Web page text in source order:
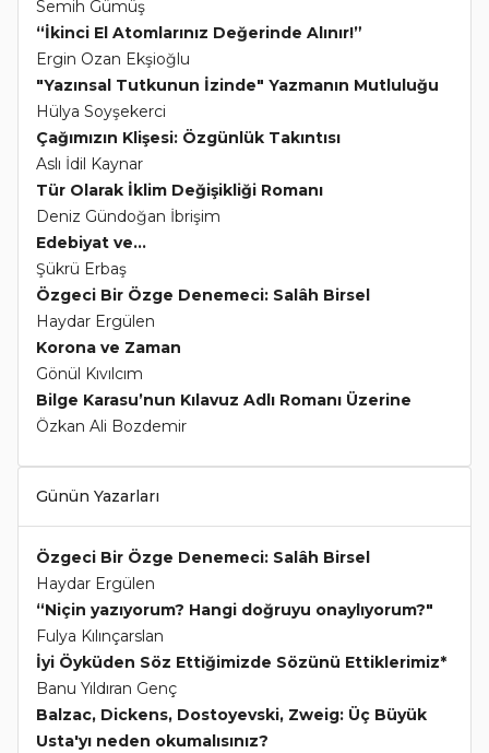
Semih Gümüş
“İkinci El Atomlarınız Değerinde Alınır!”
Ergin Ozan Ekşioğlu
"Yazınsal Tutkunun İzinde" Yazmanın Mutluluğu
Hülya Soyşekerci
Çağımızın Klişesi: Özgünlük Takıntısı
Aslı İdil Kaynar
Tür Olarak İklim Değişikliği Romanı
Deniz Gündoğan İbrişim
Edebiyat ve...
Şükrü Erbaş
Özgeci Bir Özge Denemeci: Salâh Birsel
Haydar Ergülen
Korona ve Zaman
Gönül Kıvılcım
Bilge Karasu’nun Kılavuz Adlı Romanı Üzerine
Özkan Ali Bozdemir
Günün Yazarları
Özgeci Bir Özge Denemeci: Salâh Birsel
Haydar Ergülen
“Niçin yazıyorum? Hangi doğruyu onaylıyorum?"
Fulya Kılınçarslan
İyi Öyküden Söz Ettiğimizde Sözünü Ettiklerimiz*
Banu Yıldıran Genç
Balzac, Dickens, Dostoyevski, Zweig: Üç Büyük
Usta'yı neden okumalısınız?